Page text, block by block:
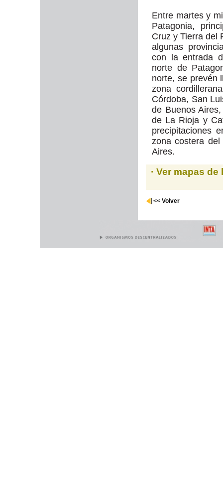
Entre martes y
Patagonia,
Cruz y Tierra del
algunas
con la entrada
norte de
norte, se prevén
zona
Córdoba, San
de Buenos
de La Rioja y
precipitaciones
zona costera
Aires.
· Ver mapas
<< Volver